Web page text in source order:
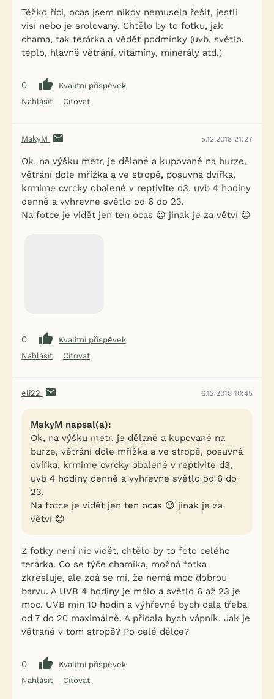
Těžko říci, ocas jsem nikdy nemusela řešit, jestli
visí nebo je srolovaný. Chtělo by to fotku, jak
chama, tak terárka a vědět podmínky (uvb, světlo,
teplo, hlavně větrání, vitamíny, minerály atd.)
0
Kvalitní příspěvek
Nahlásit
Citovat
MakyM 5.12.2018 21:27
Ok, na výšku metr, je dělané a kupované na burze,
větrání dole mřížka a ve stropě, posuvná dvířka,
krmime cvrcky obalené v reptivite d3, uvb 4 hodiny
denně a vyhrevne světlo od 6 do 23.
Na fotce je vidět jen ten ocas 😉 jinak je za větví 😊
0
Kvalitní příspěvek
Nahlásit
Citovat
eli22 6.12.2018 10:45
MakyM napsal(a):
Ok, na výšku metr, je dělané a kupované na
burze, větrání dole mřížka a ve stropě, posuvná
dvířka, krmime cvrcky obalené v reptivite d3,
uvb 4 hodiny denně a vyhrevne světlo od 6 do
23.
Na fotce je vidět jen ten ocas 😉 jinak je za
větví 😊
Z fotky není nic vidět, chtělo by to foto celého
terárka. Co se týče chamíka, možná fotka
zkresluje, ale zdá se mi, že nemá moc dobrou
barvu. A UVB 4 hodiny je málo a světlo 6 až 23 je
moc. UVB min 10 hodin a výhřevné bych dala třeba
od 7 do 20 maximálně. A přidala bych vápník. Jak je
větrané v tom stropě? Po celé délce?
0
Kvalitní příspěvek
Nahlásit
Citovat